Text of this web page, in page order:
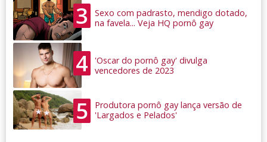
3
Sexo com padrasto, mendigo dotado,
na favela... Veja HQ pornô gay
4
'Oscar do pornô gay' divulga
vencedores de 2023
5
Produtora pornô gay lança versão de
'Largados e Pelados'